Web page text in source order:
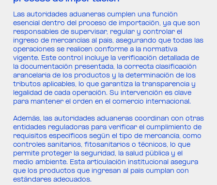
Las autoridades aduaneras cumplen una función
esencial dentro del proceso de importación, ya que son
responsables de supervisar, regular y controlar el
ingreso de mercancías al país, asegurando que todas las
operaciones se realicen conforme a la normativa
vigente. Este control incluye la verificación detallada de
la documentación presentada, la correcta clasificación
arancelaria de los productos y la determinación de los
tributos aplicables, lo que garantiza la transparencia y
legalidad de cada operación. Su intervención es clave
para mantener el orden en el comercio internacional.
Además, las autoridades aduaneras coordinan con otras
entidades reguladoras para verificar el cumplimiento de
requisitos específicos según el tipo de mercancía, como
controles sanitarios, fitosanitarios o técnicos, lo que
permite proteger la seguridad, la salud pública y el
medio ambiente. Esta articulación institucional asegura
que los productos que ingresan al país cumplan con
estándares adecuados.